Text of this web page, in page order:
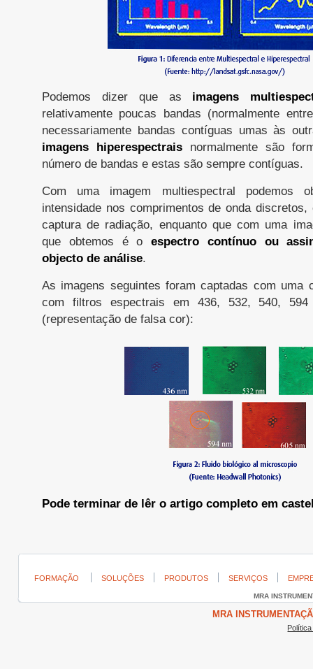
Podemos dizer que as imagens
relativamente poucas bandas (normalmente
necessariamente bandas contíguas umas às
imagens hiperespectrais normalmente são
número de bandas e estas são sempre contíguas.
Com uma imagem multiespectral podemos
intensidade nos comprimentos de onda
captura de radiação, enquanto que com uma
que obtemos é oespectro contínuo ou
objecto de análise.
As imagens seguintes foram captadas com uma
com filtros espectrais em 436, 532, 540,
(representação de falsa cor):
Pode terminar de lêr o artigo completo em
FORMAÇÃO SOLUÇÕES PRODUTOS SERVIÇOS
MRA
MRA